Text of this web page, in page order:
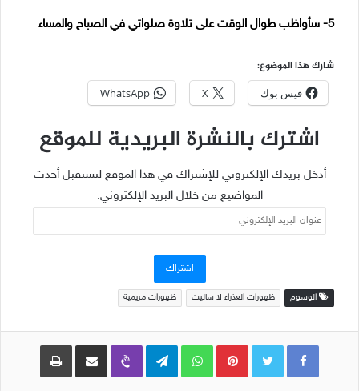
5- سأواظب طوال الوقت على تلاوة صلواتي في الصباح والمساء
شارك هذا الموضوع:
فيس بوك X
WhatsApp
اشترك بالنشرة البريدية للموقع
أدخل بريدك الإلكتروني للإشتراك في هذا الموقع لتستقبل أحدث
المواضيع من خلال البريد الإلكتروني.
عنوان
البريد
اشتراك
الوسوم ظهورات العذراء لا ساليت ظهورات مريمية
Pinterest
WhatsApp
Telegram
Viber مشاركة عبر البريد طباعة